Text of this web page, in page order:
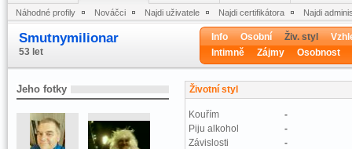
Náhodné profily Nováčci Najdi uživatele Najdi certifikátora Najdi
Smutnymilionar
53 let
Info Osobní Živ. styl
Intimně
Zájmy Osobnost
Jeho fotky Životní styl
Kouřím
-
Piju alkohol
-
Závislosti
-